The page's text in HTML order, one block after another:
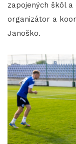
zapojených škôl
organizátor a
Janoško.